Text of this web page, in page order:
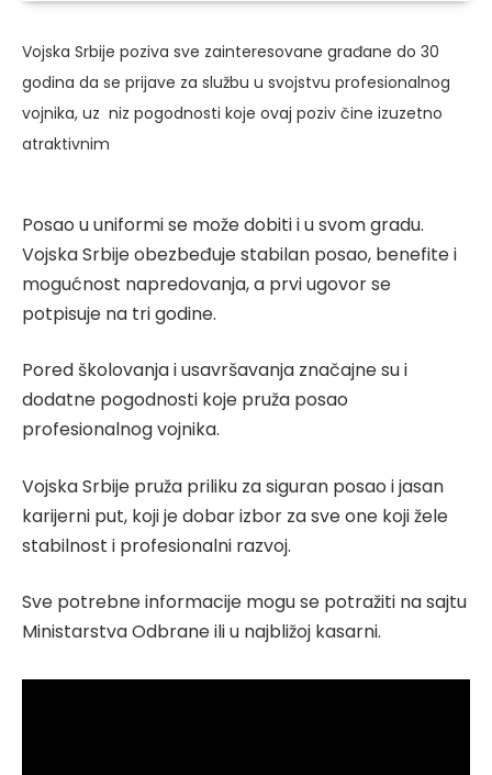
Vojska Srbije poziva sve zainteresovane građane do 30
godina da se prijave za službu u svojstvu profesionalnog
vojnika, uz niz pogodnosti koje ovaj poziv čine izuzetno
atraktivnim
Posao u uniformi se može dobiti i u svom gradu.
Vojska Srbije obezbeđuje stabilan posao, benefite i
mogućnost napredovanja, a prvi ugovor se
potpisuje na tri godine.
Pored školovanja i usavršavanja značajne su i
dodatne pogodnosti koje pruža posao
profesionalnog vojnika.
Vojska Srbije pruža priliku za siguran posao i jasan
karijerni put, koji je dobar izbor za sve one koji žele
stabilnost i profesionalni razvoj.
Sve potrebne informacije mogu se potražiti na sajtu
Ministarstva Odbrane ili u najbližoj kasarni.